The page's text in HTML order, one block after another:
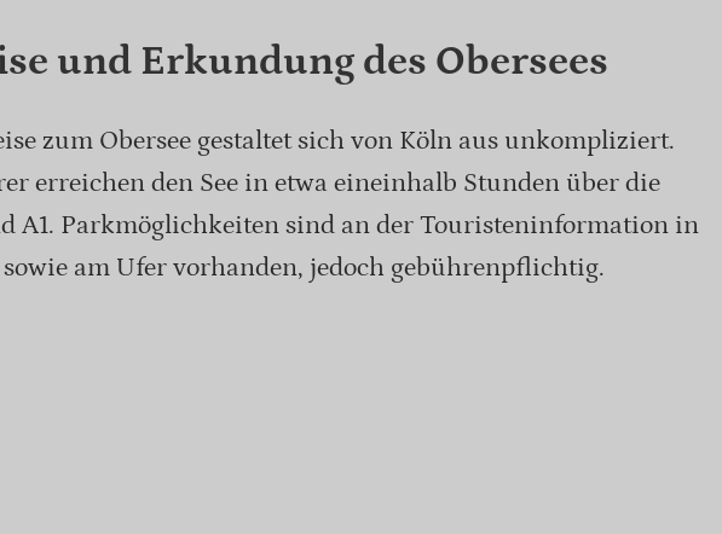
und Erkundung des Obersees
zum Obersee gestaltet sich von Köln aus unkompliziert.
erreichen den See in etwa eineinhalb Stunden über die
A1. Parkmöglichkeiten sind an der Touristeninformation in
am Ufer vorhanden, jedoch gebührenpflichtig.